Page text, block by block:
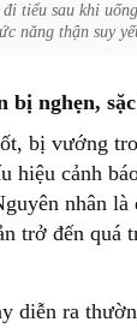
tiểu sau khi
năng thận suy
bị nghẹn,
bị vướng
hiệu cảnh
nhân
trở đến quá
diễn ra